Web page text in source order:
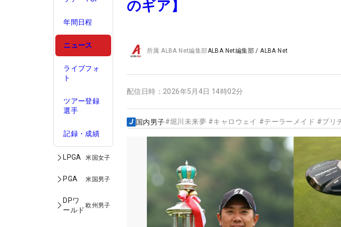
年間日程
ニュース
ライブフォ
ト
ツアー登録
選手
記録・成績
LPGA 米国女子
PGA 米国男子
DPワ
ールド
欧州男子
のギア】
所属ALBA Net編集部ALBA Net編集部 /ALBA Net
配信日時： 2026年5月4日 14時02分
国内男子#堀川未来夢 #キャロウェイ #テーラーメイド #ブリ